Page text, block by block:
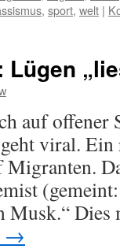
, sport, welt |
Lügen
auf offener
viral.
Dies
→